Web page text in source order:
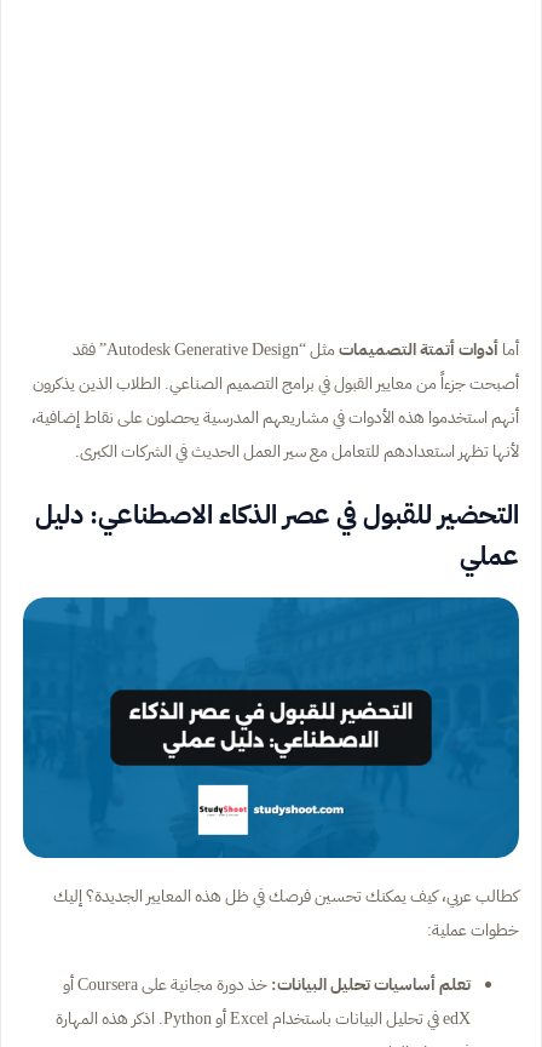
أماأدوات أتمتة التصميمات
مثل “Autodesk Generative Design” فقد
أصبحت جزءاً من معايير القبول في برامج التصميم الصناعي. الطلاب الذين يذكرون
أنهم استخدموا هذه الأدوات في مشاريعهم المدرسية يحصلون على نقاط إضافية،
لأنها تظهر استعدادهم للتعامل مع سير العمل الحديث في الشركات الكبرى.
التحضير للقبول في عصر الذكاء الاصطناعي: دليل
عملي
كطالب عربي، كيف يمكنك تحسين فرصك في ظل هذه المعايير الجديدة؟ إليك
خطوات عملية:
تعلم أساسيات تحليل البيانات:
خذ دورة مجانية على Coursera أو
edX في تحليل البيانات باستخدام Excel أو Python. اذكر هذه المهارة